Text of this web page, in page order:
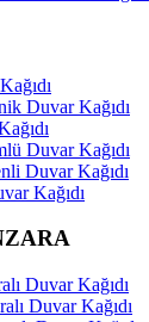
Duvar Kağıdı
Duvar Kağıdı
Duvar Kağıdı
Kağıdı
Duvar Kağıdı
Duvar Kağıdı